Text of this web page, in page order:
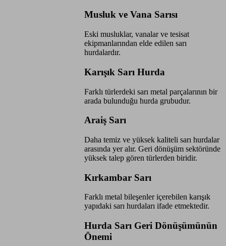
Musluk ve Vana Sarısı
Eski musluklar, vanalar ve tesisat
ekipmanlarından elde edilen sarı
hurdalardır.
Karışık Sarı Hurda
Farklı türlerdeki sarı metal parçalarının bir
arada bulunduğu hurda grubudur.
Araiş Sarı
Daha temiz ve yüksek kaliteli sarı hurdalar
arasında yer alır. Geri dönüşüm sektöründe
yüksek talep gören türlerden biridir.
Kırkambar Sarı
Farklı metal bileşenler içerebilen karışık
yapıdaki sarı hurdaları ifade etmektedir.
Hurda Sarı Geri Dönüşümünün
Önemi